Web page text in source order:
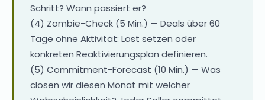
Schritt? Wann passiert er?
(4) Zombie-Check (5 Min.) — Deals über 60
Tage ohne Aktivität: Lost setzen oder
konkreten Reaktivierungsplan definieren.
(5) Commitment-Forecast (10 Min.) — Was
closen wir diesen Monat mit welcher